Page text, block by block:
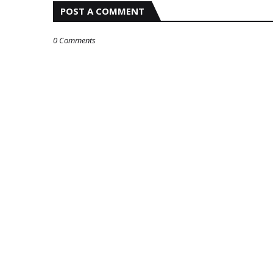
POST A COMMENT
0 Comments